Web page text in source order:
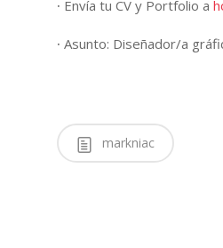
· Envía tu CV y Portfolio a
· Asunto: Diseñador/a
markniac